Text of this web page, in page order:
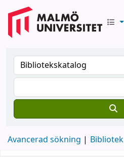
Avancerad sökning Bibliotek